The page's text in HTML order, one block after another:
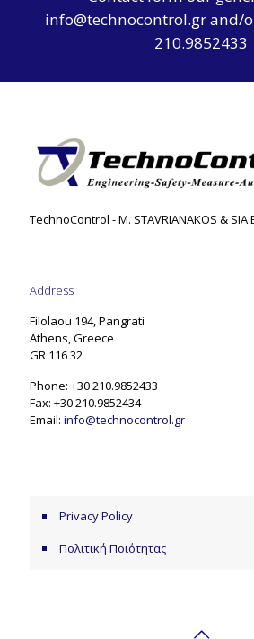
info@technocontrol.gr and/
210.9852433
TechnoControl - M. STAVRIANAKOS & SIA
Address
Filolaou 194, Pangrati
Athens, Greece
GR 116 32
Phone: +30 210.9852433
Fax: +30 210.9852434
Email: info@technocontrol.gr
Privacy Policy
Πολιτική Ποιότητας